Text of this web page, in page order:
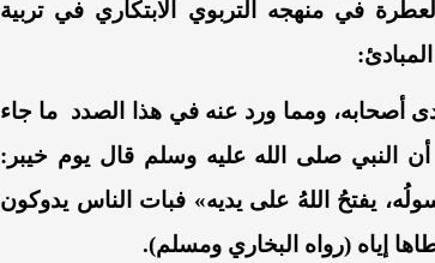
في منهجه التربوي الابتكاري في تربية
أصحابه،ومما ورد عنه في هذا الصدد ما جاء
أن النبي صلى الله عليه وسلم قال يوم خيبر:
يفتحُ اللهُ على يديه» فبات الناس يدوكون
إياه (رواه البخاري ومسلم).